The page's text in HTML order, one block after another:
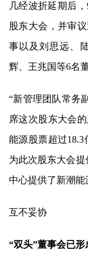
几经波折延期后
股东大会，并审
事以及刘思远、
辉、王兆国等6名
“新管理团队常务
席这次股东大会
能源股票超过
为此次股东大会
中心提供了新潮能
互不妥协
“双头”董事会已形